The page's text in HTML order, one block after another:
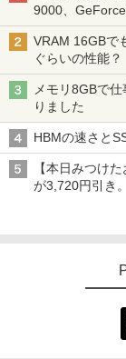
3
4
9000、
VRAM 16GBで
ぐらいの性能？
メモリ8GBで
りました
HBMの速さと
【本日みつけ
が3,720円引き